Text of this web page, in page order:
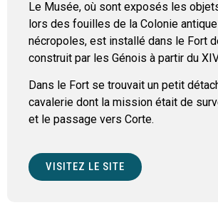
Le Musée, où sont exposés les
lors des fouilles de la Colonie
nécropoles, est installé dans le Fort
construit par les Génois à partir du
Dans le Fort se trouvait un petit
cavalerie dont la mission était de
et le passage vers Corte.
VISITEZ LE SITE